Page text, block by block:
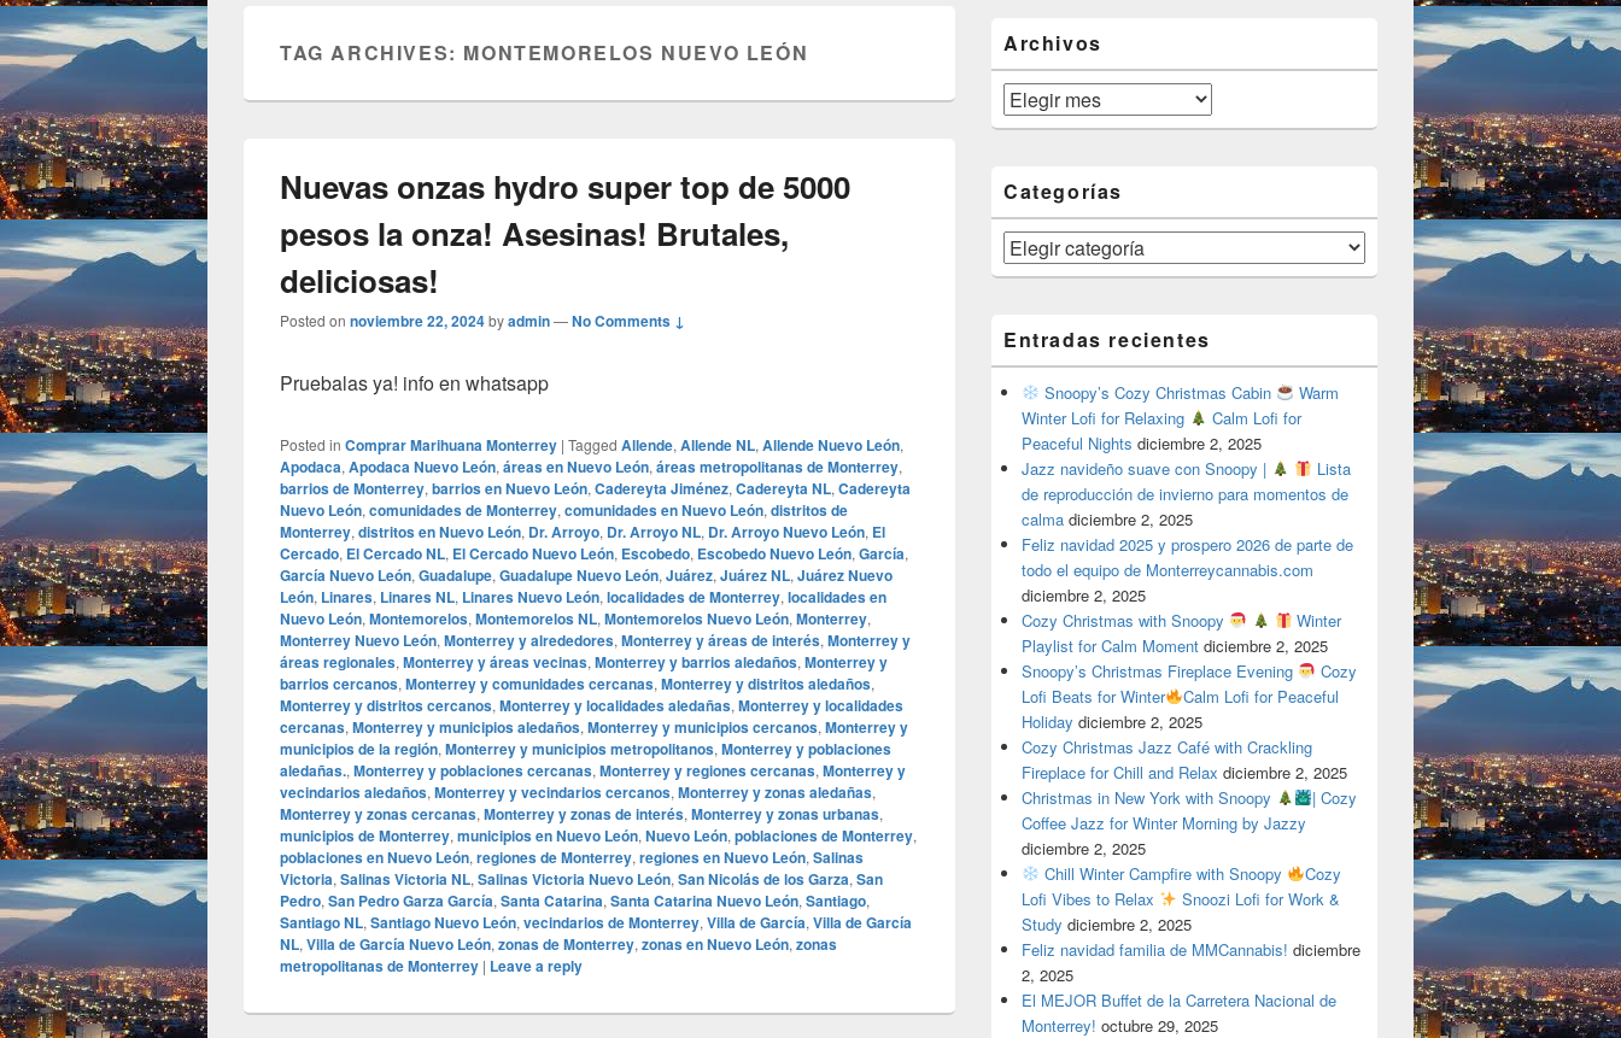
TAG ARCHIVES: MONTEMORELOS NUEVO LEÓN
Nuevas onzas hydro super top de 5000
pesos la onza! Asesinas! Brutales,
deliciosas!
Posted on noviembre 22, 2024byadmin—No Comments ↓
Pruebalas ya! info en whatsapp
Posted in Comprar Marihuana Monterrey | Tagged Allende, Allende NL, Allende Nuevo León,
Apodaca, Apodaca Nuevo León, áreas en Nuevo León, áreas metropolitanas de Monterrey,
barrios de Monterrey, barrios en Nuevo León, Cadereyta Jiménez, Cadereyta NL, Cadereyta
Nuevo León, comunidades de Monterrey, comunidades en Nuevo León, distritos de
Monterrey, distritos en Nuevo León, Dr. Arroyo, Dr. Arroyo NL, Dr. Arroyo Nuevo León, El
Cercado, El Cercado NL, El Cercado Nuevo León, Escobedo, Escobedo Nuevo León, García,
García Nuevo León, Guadalupe, Guadalupe Nuevo León, Juárez, Juárez NL, Juárez Nuevo
León, Linares, Linares NL, Linares Nuevo León, localidades de Monterrey, localidades en
Nuevo León, Montemorelos, Montemorelos NL, Montemorelos Nuevo León, Monterrey,
Monterrey Nuevo León, Monterrey y alrededores, Monterrey y áreas de interés, Monterrey y
áreas regionales, Monterrey y áreas vecinas, Monterrey y barrios aledaños, Monterrey y
barrios cercanos, Monterrey y comunidades cercanas, Monterrey y distritos aledaños,
Monterrey y distritos cercanos, Monterrey y localidades aledañas, Monterrey y localidades
cercanas, Monterrey y municipios aledaños, Monterrey y municipios cercanos, Monterrey y
municipios de la región, Monterrey y municipios metropolitanos, Monterrey y poblaciones
aledañas., Monterrey y poblaciones cercanas, Monterrey y regiones cercanas, Monterrey y
vecindarios aledaños, Monterrey y vecindarios cercanos, Monterrey y zonas aledañas,
Monterrey y zonas cercanas, Monterrey y zonas de interés, Monterrey y zonas urbanas,
municipios de Monterrey, municipios en Nuevo León, Nuevo León, poblaciones de Monterrey,
poblaciones en Nuevo León, regiones de Monterrey, regiones en Nuevo León, Salinas
Victoria, Salinas Victoria NL, Salinas Victoria Nuevo León, San Nicolás de los Garza, San
Pedro, San Pedro Garza García, Santa Catarina, Santa Catarina Nuevo León, Santiago,
Santiago NL, Santiago Nuevo León, vecindarios de Monterrey, Villa de García, Villa de García
NL, Villa de García Nuevo León, zonas de Monterrey, zonas en Nuevo León, zonas
metropolitanas de Monterrey | Leave a reply
Archivos
Archivos
Categorías
Categorías
Entradas recientes
Snoopy’s Cozy Christmas Cabin
Warm
Winter Lofi for Relaxing
Calm Lofi for
Peaceful Nights diciembre 2, 2025
Jazz navideño suave con Snoopy |
Lista
de reproducción de invierno para momentos de
calma diciembre 2, 2025
Feliz navidad 2025 y prospero 2026 de parte de
todo el equipo de Monterreycannabis.com
diciembre 2, 2025
Cozy Christmas with Snoopy
Winter
Playlist for Calm Moment diciembre 2, 2025
Snoopy’s Christmas Fireplace Evening
Cozy
Lofi Beats for Winter
Calm Lofi for Peaceful
Holiday diciembre 2, 2025
Cozy Christmas Jazz Café with Crackling
Fireplace for Chill and Relax diciembre 2, 2025
Christmas in New York with Snoopy
| Cozy
Coffee Jazz for Winter Morning by Jazzy
diciembre 2, 2025
Chill Winter Campfire with Snoopy
Cozy
Lofi Vibes to Relax
Snoozi Lofi for Work &
Study diciembre 2, 2025
Feliz navidad familia de MMCannabis! diciembre
2, 2025
El MEJOR Buffet de la Carretera Nacional de
Monterrey! octubre 29, 2025